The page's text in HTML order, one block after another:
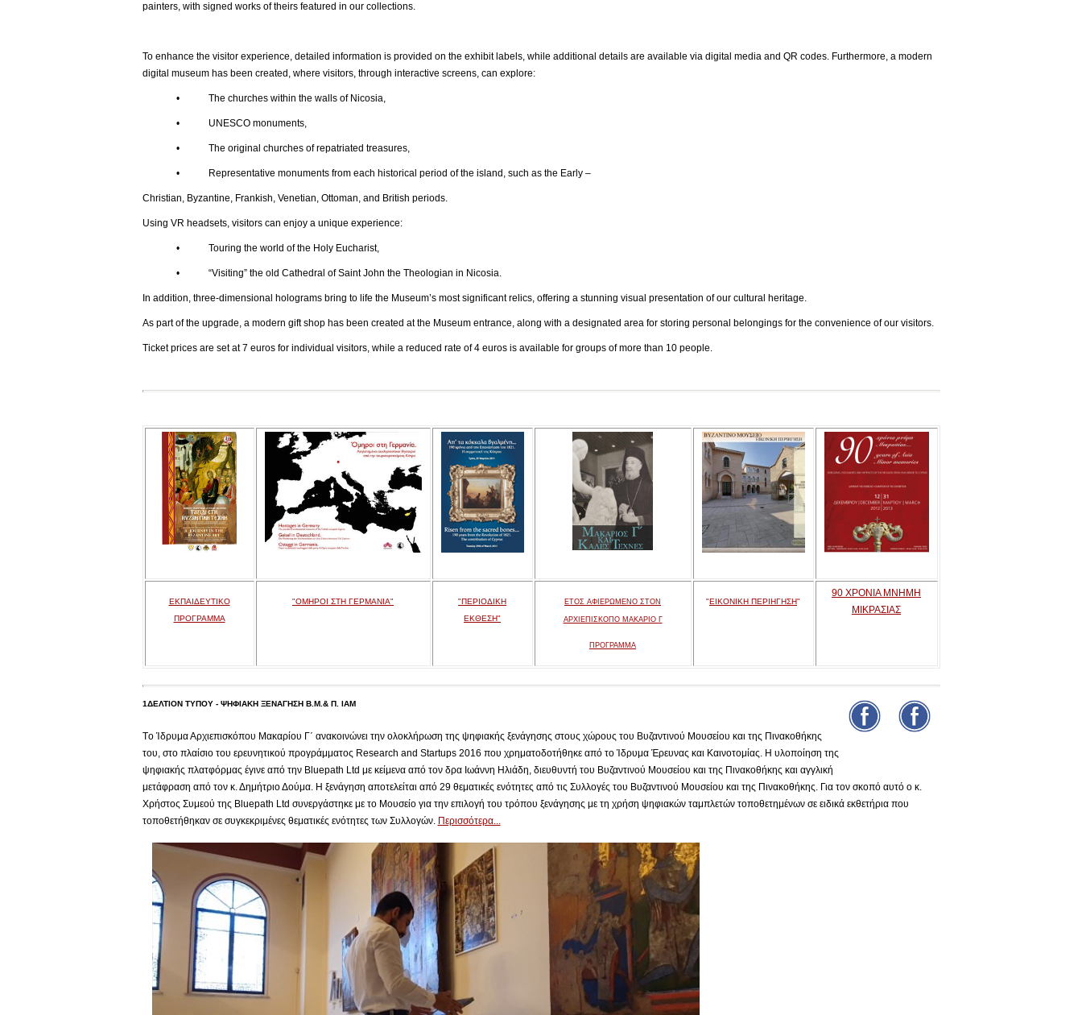
painters, with signed works of theirs featured in our collections.
To enhance the visitor experience, detailed information is provided on the exhibit labels, while additional details are available via digital media and QR codes. Furthermore, a modern
digital museum has been created, where visitors, through interactive screens, can explore:
• The churches within the walls of Nicosia,
• UNESCO monuments,
• The original churches of repatriated treasures,
• Representative monuments from each historical period of the island, such as the Early –
Christian, Byzantine, Frankish, Venetian, Ottoman, and British periods.
Using VR headsets, visitors can enjoy a unique experience:
• Touring the world of the Holy Eucharist,
• “Visiting” the old Cathedral of Saint John the Theologian in Nicosia.
In addition, three-dimensional holograms bring to life the Museum’s most significant relics, offering a stunning visual presentation of our cultural heritage.
As part of the upgrade, a modern gift shop has been created at the Museum entrance, along with a designated area for storing personal belongings for the convenience of our visitors.
Ticket prices are set at 7 euros for individual visitors, while a reduced rate of 4 euros is available for groups of more than 10 people.
ΕΚΠΑΙΔΕΥΤΙΚΟ
ΠΡΟΓΡΑΜΜΑ
"ΟΜΗΡΟΙ ΣΤΗ ΓΕΡΜΑΝΙΑ"
"ΠΕΡΙΟΔΙΚΗ
ΕΚΘΕΣΗ"
ΕΤΟΣ ΑΦΙΕΡΩΜΕΝΟ ΣΤΟΝ
ΑΡΧΙΕΠΙΣΚΟΠΟ ΜΑΚΑΡΙΟ Γ
ΠΡΟΓΡΑΜΜΑ
"ΕΙΚΟΝΙΚΗ ΠΕΡΙΗΓΗΣΗ"
90 ΧΡΟΝΙΑ ΜΝΗΜΗ
ΜΙΚΡΑΣΙΑΣ
1ΔΕΛΤΙΟΝ ΤΥΠΟΥ - ΨΗΦΙΑΚΗ ΞΕΝΑΓΗΣΗ Β.Μ.& Π. ΙΑΜ
Tο Ίδρυμα Αρχιεπισκόπου Μακαρίου Γ΄ ανακοινώνει την ολοκλήρωση της ψηφιακής ξενάγησης στους χώρους του Βυζαντινού Μουσείου και της Πινακοθήκης
του, στο πλαίσιο του ερευνητικού προγράμματος Research and Startups 2016 που χρηματοδοτήθηκε από το Ίδρυμα Έρευνας και Καινοτομίας. Η υλοποίηση της
ψηφιακής πλατφόρμας έγινε από την Βluepath Ltd με κείμενα από τον δρα Ιωάννη Ηλιάδη, διευθυντή του Βυζαντινού Μουσείου και της Πινακοθήκης και αγγλική
μετάφραση από τον κ. Δημήτριο Δούμα. Η ξενάγηση αποτελείται από 29 θεματικές ενότητες από τις Συλλογές του Βυζαντινού Μουσείου και της Πινακοθήκης. Για τον σκοπό αυτό ο κ.
Χρήστος Συμεού της Bluepath Ltd συνεργάστηκε με το Μουσείο για την επιλογή του τρόπου ξενάγησης με τη χρήση ψηφιακών ταμπλετών τοποθετημένων σε ειδικά εκθετήρια που
τοποθετήθηκαν σε συγκεκριμένες θεματικές ενότητες των Συλλογών. Περισσότερα...